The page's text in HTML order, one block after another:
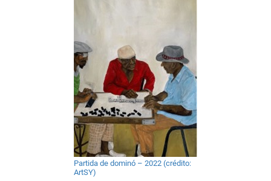
Partida de dominó – 2022 (crédito:
ArtSY)